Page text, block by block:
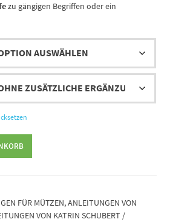
zu gängigen Begriffen oder ein
FÜR MÜTZEN,ANLEITUNGEN VON
VON KATRIN SCHUBERT /